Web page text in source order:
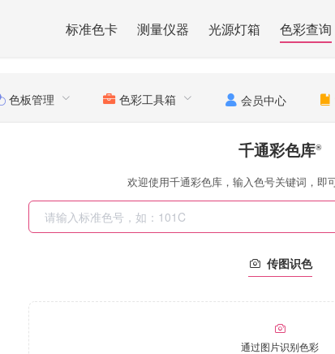
标准色卡 测量仪器 光源灯箱 色彩查询
色板管理 色彩工具箱 会员中心
千通彩色库®
欢迎使用千通彩色库，输入色号关键词，即
传图识色
通过图片识别色彩